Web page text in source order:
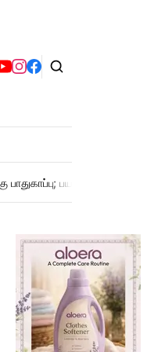
பயணிகளுக்கு